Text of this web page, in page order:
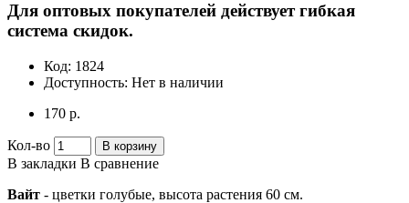
Для оптовых покупателей действует гибкая
система скидок.
Код: 1824
Доступность: Нет в наличии
170 р.
Кол-во В корзину
В закладки В сравнение
Вайт - цветки голубые, высота растения 60 см.